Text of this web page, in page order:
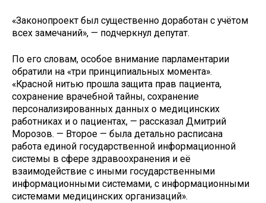
«Законопроект был существенно доработан с учётом
всех замечаний», — подчеркнул депутат.
По его словам, особое внимание парламентарии
обратили на «три принципиальных момента».
«Красной нитью прошла защита прав пациента,
сохранение врачебной тайны, сохранение
персонализированных данных о медицинских
работниках и о пациентах, — рассказал Дмитрий
Морозов. — Второе — была детально расписана
работа единой государственной информационной
системы в сфере здравоохранения и её
взаимодействие с иными государственными
информационными системами, с информационными
системами медицинских организаций».